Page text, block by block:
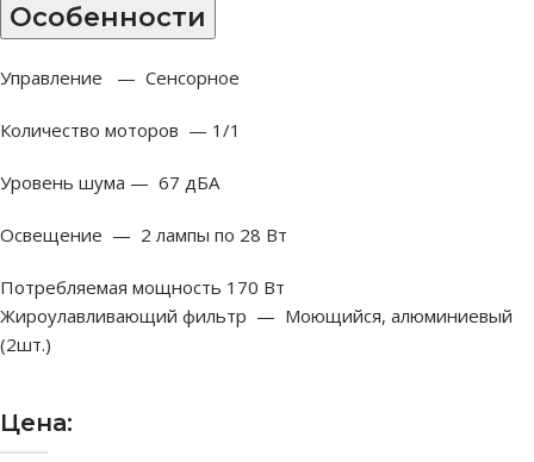
Особенности
Управление — Сенсорное
Количество моторов — 1/1
Уровень шума — 67 дБА
Освещение — 2 лампы по 28 Вт
Потребляемая мощность 170 Вт
Жироулавливающий фильтр — Моющийся, алюминиевый
(2шт.)
Цена: